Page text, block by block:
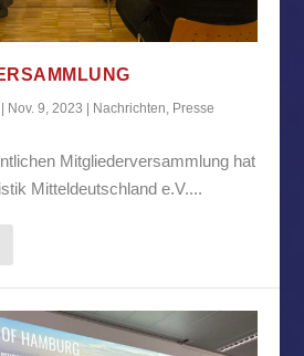
| Nov. 9, 2023 | Nachrichten Presse
Mitgliederversammlung hat
Mitteldeutschland e.V....